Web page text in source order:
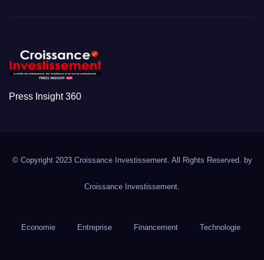
Press Insight 360
© Copyright 2023 Croissance Investissement. All Rights Reserved. by
Croissance Investissement.
Economie Entreprise Financement Technologie